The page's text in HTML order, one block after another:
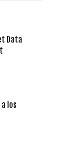
Data
los